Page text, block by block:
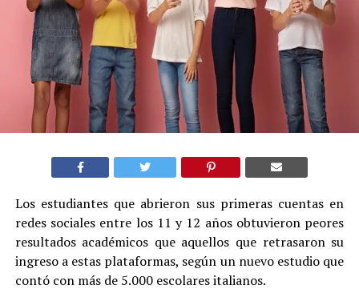
Los estudiantes que abrieron sus primeras cuentas en
redes sociales entre los 11 y 12 años obtuvieron peores
resultados académicos que aquellos que retrasaron su
ingreso a estas plataformas, según un nuevo estudio que
contó con más de 5.000 escolares italianos.